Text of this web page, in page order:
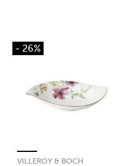
- 26%
VILLEROY & BOCH